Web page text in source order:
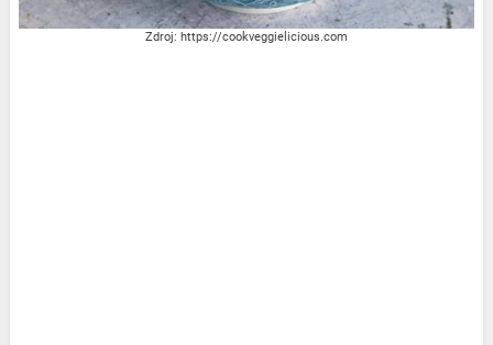
Zdroj: https://cookveggielicious.com